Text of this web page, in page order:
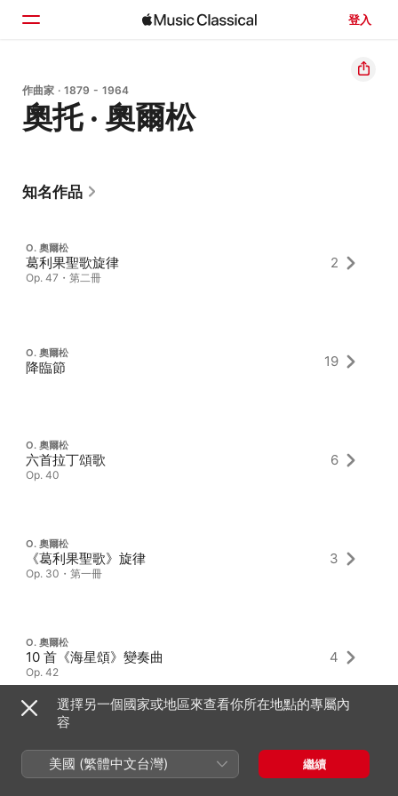
登入
首頁
瀏覽
作曲家 · 1879 - 1964
奧托 · 奧爾松
知名作品
O. 奧爾松
葛利果聖歌旋律
Op. 47・第二冊
2
O. 奧爾松
降臨節 19
O. 奧爾松
六首拉丁頌歌
Op. 40
6
O. 奧爾松
《葛利果聖歌》旋律
Op. 30・第一冊
3
O. 奧爾松
10 首《海星頌》變奏曲
Op. 42
4
選擇另一個國家或地區來查看你所在地點的專屬內
容
美國 (繁體中文台灣) 繼續